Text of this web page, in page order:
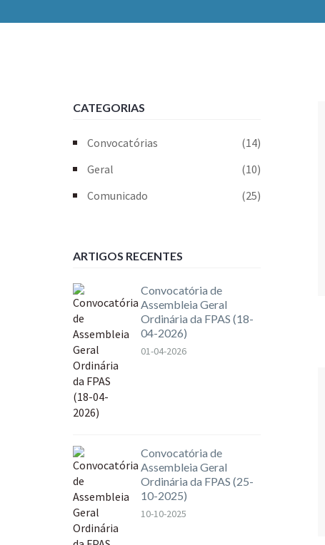
CATEGORIAS
Convocatórias
(14)
Geral
(10)
Comunicado
(25)
ARTIGOS RECENTES
Convocatória de
Assembleia Geral
Ordinária da FPAS (18-
04-2026)
01-04-2026
Convocatória de
Assembleia Geral
Ordinária da FPAS (25-
10-2025)
10-10-2025